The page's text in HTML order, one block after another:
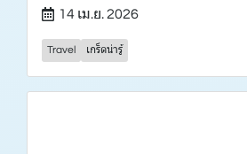
14 เม.ย. 2026
Travel เกร็ดน่ารู้